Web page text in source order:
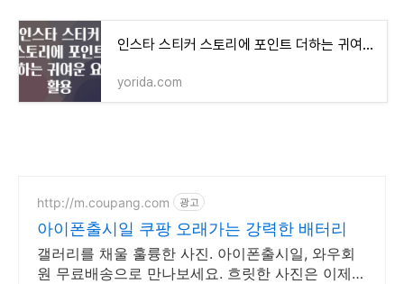
인스타 스티커 스토리에 포인트 더하는 귀여운 요소 활용
yorida.com
http://m.coupang.com 광고
아이폰출시일 쿠팡 오래가는 강력한 배터리
갤러리를 채울 훌륭한 사진. 아이폰출시일, 와우회
원 무료배송으로 만나보세요. 흐릿한 사진은 이제